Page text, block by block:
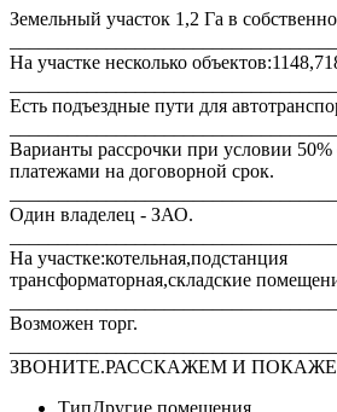
Земельный участок 1,2 Га в
На участке несколько
Есть подъездные пути для
Варианты рассрочки при условии
платежами на договорной срок.
Один владелец - ЗАО.
На участке:котельная,подстанция
трансформаторная,складские
Возможен торг.
ЗВОНИТЕ.РАССКАЖЕМ И
ТипДругие помещения